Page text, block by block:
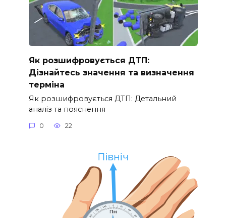
Як розшифровується ДТП:
Дізнайтесь значення та визначення
терміна
Як розшифровується ДТП: Детальний
аналіз та пояснення
0 22